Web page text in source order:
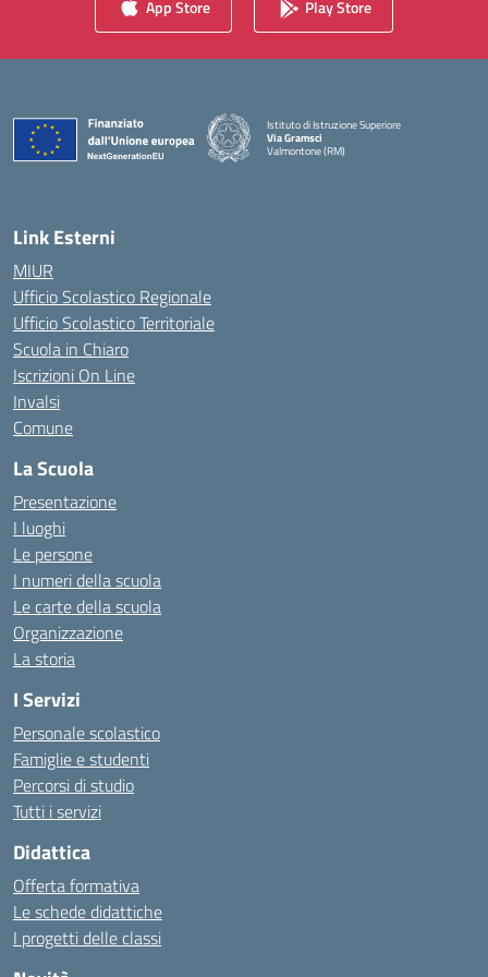
App Store Play Store
Istituto di Istruzione Superiore
Via Gramsci
Valmontone (RM)
Link Esterni
MIUR
Ufficio Scolastico Regionale
Ufficio Scolastico Territoriale
Scuola in Chiaro
Iscrizioni On Line
Invalsi
Comune
La Scuola
Presentazione
I luoghi
Le persone
I numeri della scuola
Le carte della scuola
Organizzazione
La storia
I Servizi
Personale scolastico
Famiglie e studenti
Percorsi di studio
Tutti i servizi
Didattica
Offerta formativa
Le schede didattiche
I progetti delle classi